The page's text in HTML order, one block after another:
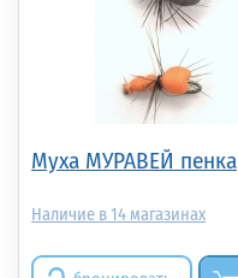
Муха МУРАВЕЙ пенка
14